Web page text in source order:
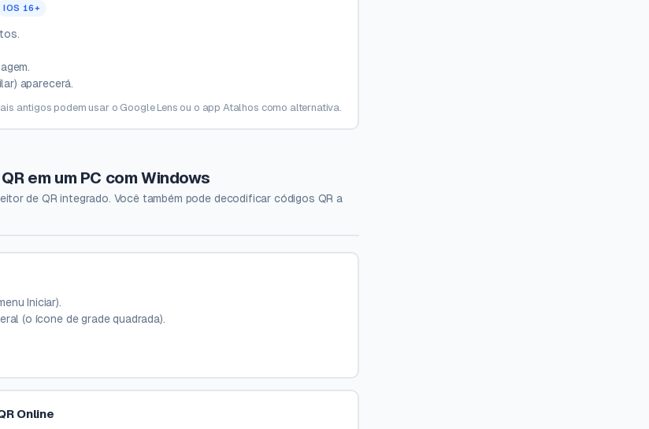
IOS 16+
aparecerá.
antigos podem usar o Google Lens ou o app Atalhos como alternativa.
em um PC com Windows
de QR integrado. Você também pode decodificar códigos QR a
Iniciar).
(o ícone de grade quadrada).
Online